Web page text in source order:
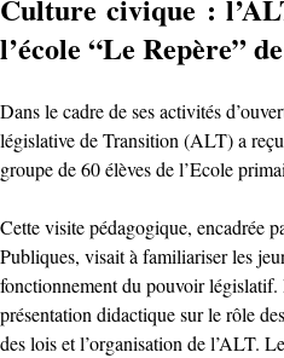
Culture civique :
l’école “Le Repère”
Dans le cadre de ses activités
législative de Transition (ALT) a
groupe de 60 élèves de l’Ecole
Cette visite pédagogique, encadrée
Publiques, visait à familiariser les
fonctionnement du pouvoir législatif.
présentation didactique sur le rôle
des lois et l’organisation de l’ALT.